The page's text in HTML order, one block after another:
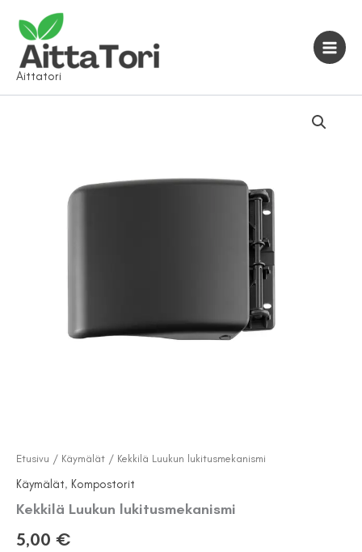
sisältöön
Aittatori
Etusivu / Käymälät / Kekkilä Luukun lukitusmekanismi
Käymälät, Kompostorit
Kekkilä Luukun lukitusmekanismi
5,00 €